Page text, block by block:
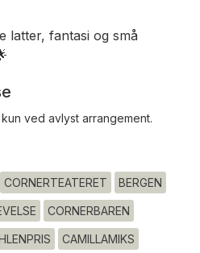
latter, fantasi og små
ved avlyst arrangement.
CORNERTEATERET BERGEN
CORNERBAREN
CAMILLAMIKS